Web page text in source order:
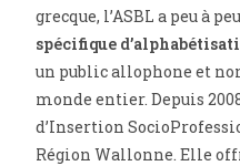
grecque, l’ASBL a peu à
spécifique
un public allophone et
monde entier. Depuis
d’Insertion
Région Wallonne. Elle